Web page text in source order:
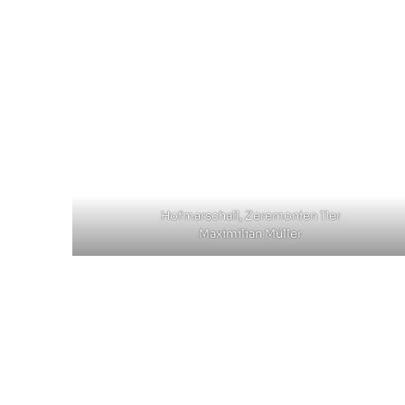
Hofmarschall, Zeremonien 11er
Maximilian Müller